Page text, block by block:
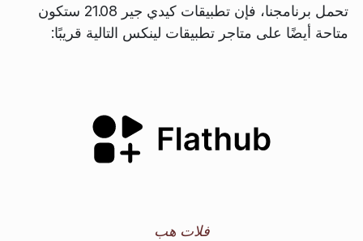
تحمل برنامجنا، فإن تطبيقات كيدي جير 21.08 ستكون
متاحة أيضًا على متاجر تطبيقات لينكس التالية قريبًا:
فلات هب